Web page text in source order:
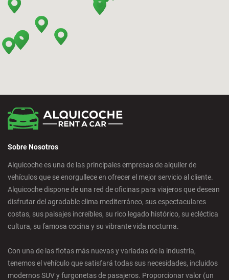
Bilbao - Deusto
Calpe - Ciudad
Castelldefels - Ciudad
Castellon - Ciudad
Castro Urdiales - Ciudad
Córdoba - Ciudad
Sobre Nosotros
Alquicoche es una de las principales empresas de alquiler de
vehículos que se enorgullece en ofrecer el mejor servicio al cliente.
Alquicoche dispone de una red de oficinas para viajeros que desean
disfrutar del agradable clima mediterráneo, sus espectaculares
costas, sus paisajes increíbles, su rico legado histórico, su ecléctica
cultura, su famosa cocina y su vibrante vida nocturna.
Con una de las flotas más nuevas y variadas de la industria,
tenemos el vehículo que satisfará todas sus necesidades, incluidos
modernos SUV y furgonetas de pasajeros. Proporcionar valor (un